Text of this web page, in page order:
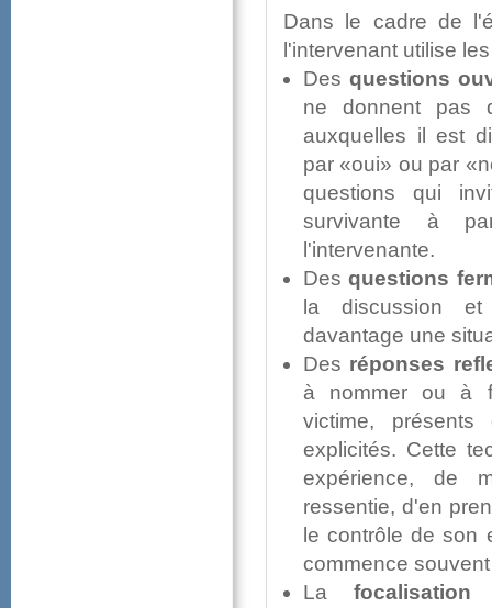
Des
l'intervenante.
Des
Des
Lafocalisation